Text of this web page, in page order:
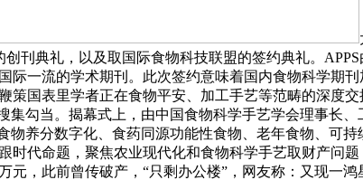
的创刊典礼，以及取国际食物科技联盟的签约典礼。
际一流的学术期刊。此次签约意味着国内食物科学期
策国表里学者正在食物平安、加工手艺等范畴的深度
勾当。揭幕式上，由中国食物科学手艺学会理事长、
物养分数字化、食药同源功能性食物、老年食物、可
时代命题，聚焦农业现代化和食物科学手艺取财产问
，此前曾传破产，“只剩办公楼”，网友称：又现一鸿